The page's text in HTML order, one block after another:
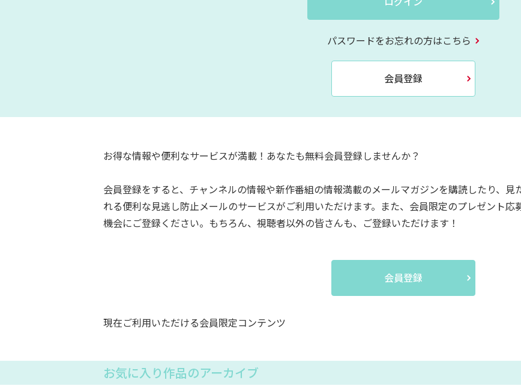
パスワードをお忘れの方はこちら
会員登録
お得な情報や便利なサービスが満載！あなたも無料会員登録しませんか？
会員登録をすると、チャンネルの情報や新作番組の情報満載のメールマガジンを購読したり、見
れる便利な見逃し防止メールのサービスがご利用いただけます。また、会員限定のプレゼント
機会にご登録ください。もちろん、視聴者以外の皆さんも、ご登録いただけます！
会員登録
現在ご利用いただける会員限定コンテンツ
お気に入り作品のアーカイブ